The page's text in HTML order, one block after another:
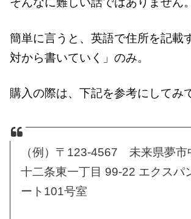
簡単に言うと、英語で住所を記載
対から書いていく」のみ。
購入の際は、下記を参考にしてみ
（例）〒123-4567 未来県夢市
十二条東一丁目 99-22 エクスパ
ート101号室